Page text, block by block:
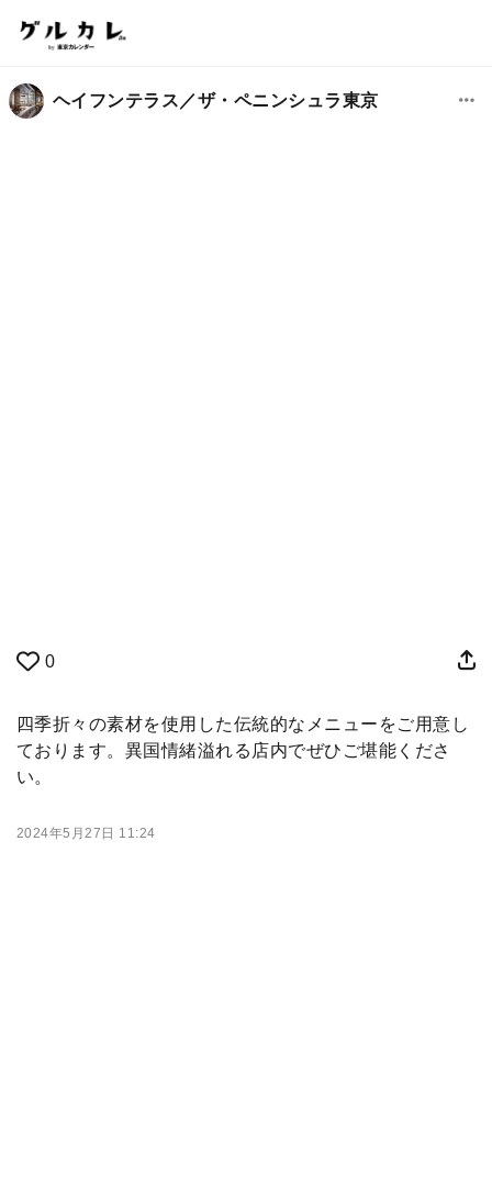
ヘイフンテラス／ザ・ペニンシュラ東京
0
四季折々の素材を使用した伝統的なメニューをご用意し
ております。異国情緒溢れる店内でぜひご堪能くださ
い。
2024年5月27日 11:24